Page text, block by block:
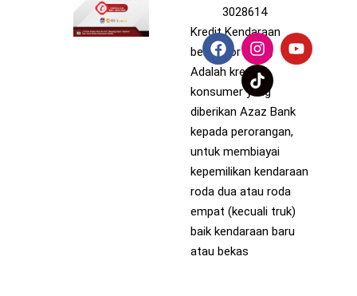
3028614
Kredit Kendaraan
bermotor (KKB)
Adalah kredit
konsumer yang
diberikan Azaz Bank
kepada perorangan,
untuk membiayai
kepemilikan kendaraan
roda dua atau roda
empat (kecuali truk)
baik kendaraan baru
atau bekas